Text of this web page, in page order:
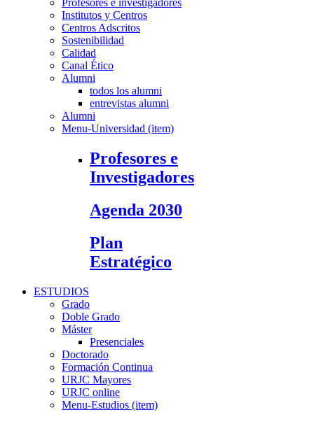
Profesores e investigadores
Institutos y Centros
Centros Adscritos
Sostenibilidad
Calidad
Canal Ético
Alumni
todos los alumni
entrevistas alumni
Alumni
Menu-Universidad (item)
Profesores e
Investigadores
Agenda 2030
Plan
Estratégico
ESTUDIOS
Grado
Doble Grado
Máster
Presenciales
Doctorado
Formación Continua
URJC Mayores
URJC online
Menu-Estudios (item)